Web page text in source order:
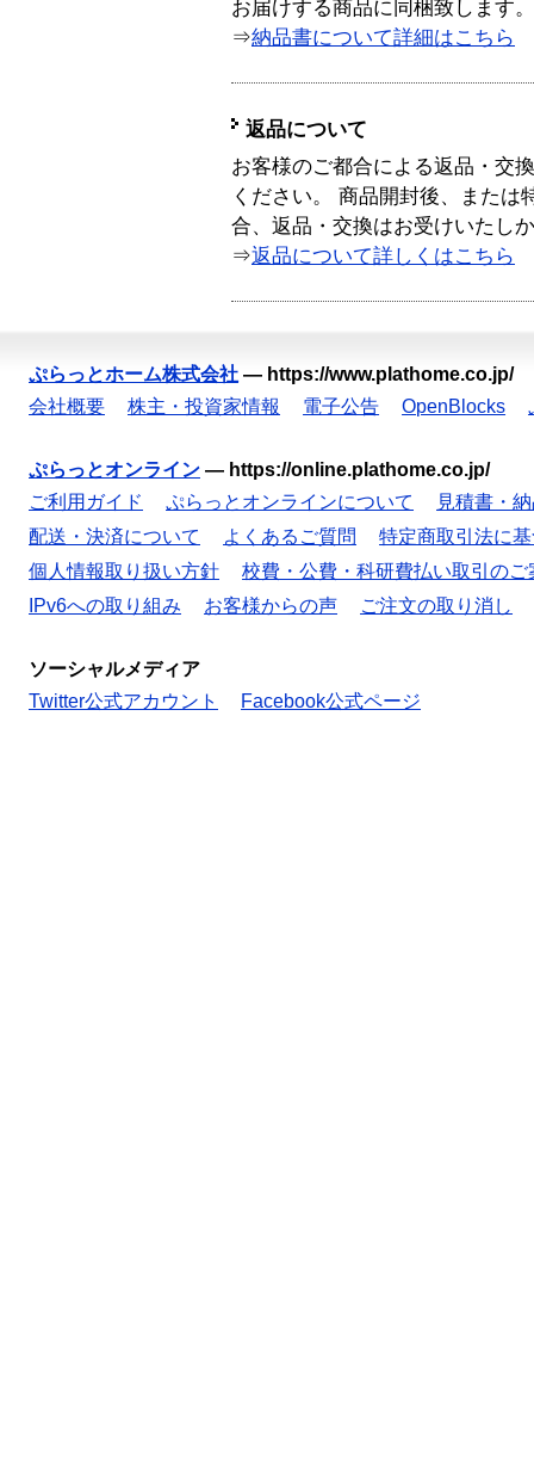
お届けする商品に同梱致します。
⇒納品書について詳細はこちら
返品について
お客様のご都合による返品・交
ください。 商品開封後、または
合、返品・交換はお受けいたし
⇒返品について詳しくはこちら
ぷらっとホーム株式会社 — https://www.plathome.co.jp/
会社概要
株主・投資家情報 電子公告 OpenBlocks
ぷらっとオンライン — https://online.plathome.co.jp/
ご利用ガイド
ぷらっとオンラインについて
見積書・
配送・決済について
よくあるご質問
特定商取引法に
個人情報取り扱い方針
校費・公費・科研費払い取引のご
IPv6への取り組み
お客様からの声 ご注文の取り消し
ソーシャルメディア
Twitter公式アカウント
Facebook公式ページ